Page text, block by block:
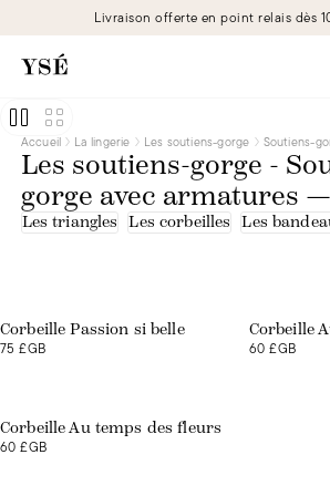
Livraison offerte en point relais dès
Accueil La lingerie Les soutiens-gorge Soutiens-
Les soutiens-gorge -
gorge avec armatures
Les triangles Les corbeilles Les
Corbeille Passion si belle
75 £GB
Corbeille
60 £GB
Corbeille Au temps des fleurs
60 £GB